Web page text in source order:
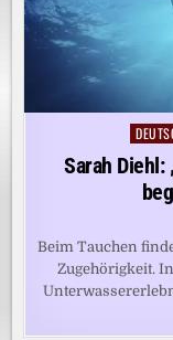
in
Sarah Diehl:
Beim Tauchen
Zugehörigkeit.